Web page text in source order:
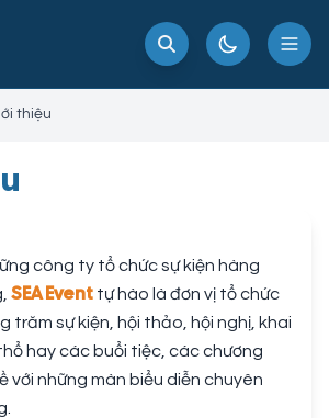
thiệu
công ty tổ chức sự kiện hàng
SEA Event tự hào là đơn vị tổ chức
trăm sự kiện, hội thảo, hội nghị, khai
hay các buổi tiệc, các chương
với những màn biểu diễn chuyên